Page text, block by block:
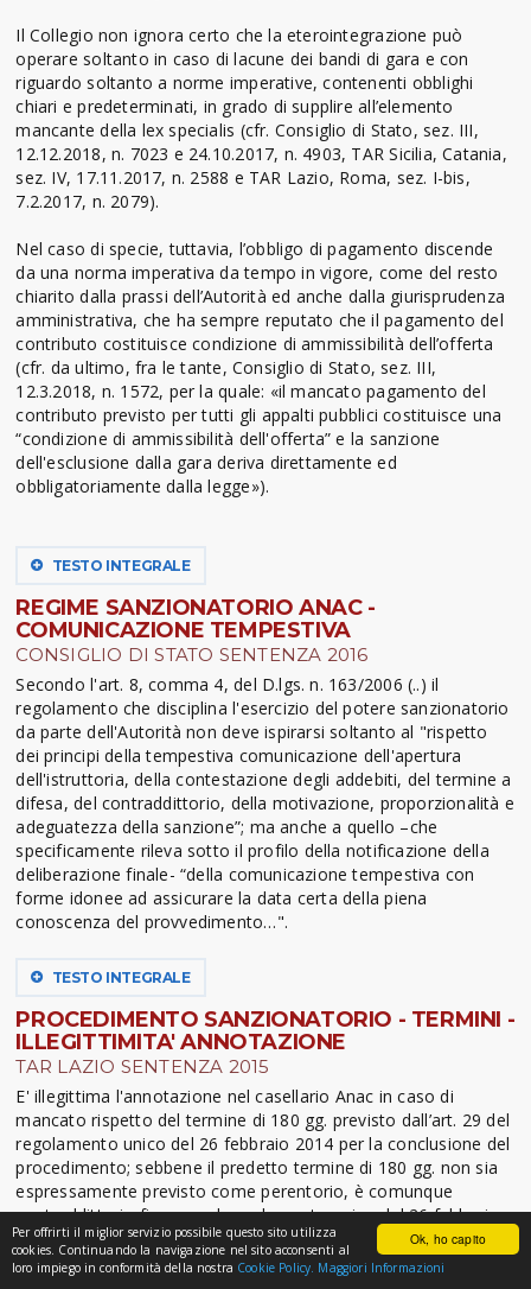
Ok, ho capito
Per offrirti il miglior servizio possibile questo sito utilizza
cookies. Continuando la navigazione nel sito acconsenti al
loro impiego in conformità della nostra Cookie Policy. Maggiori Informazioni
Il Collegio non ignora certo che la eterointegrazione può
operare soltanto in caso di lacune dei bandi di gara e con
riguardo soltanto a norme imperative, contenenti obblighi
chiari e predeterminati, in grado di supplire all’elemento
mancante della lex specialis (cfr. Consiglio di Stato, sez. III,
12.12.2018, n. 7023 e 24.10.2017, n. 4903, TAR Sicilia, Catania,
sez. IV, 17.11.2017, n. 2588 e TAR Lazio, Roma, sez. I-bis,
7.2.2017, n. 2079).
Nel caso di specie, tuttavia, l’obbligo di pagamento discende
da una norma imperativa da tempo in vigore, come del resto
chiarito dalla prassi dell’Autorità ed anche dalla giurisprudenza
amministrativa, che ha sempre reputato che il pagamento del
contributo costituisce condizione di ammissibilità dell’offerta
(cfr. da ultimo, fra le tante, Consiglio di Stato, sez. III,
12.3.2018, n. 1572, per la quale: «il mancato pagamento del
contributo previsto per tutti gli appalti pubblici costituisce una
“condizione di ammissibilità dell'offerta” e la sanzione
dell'esclusione dalla gara deriva direttamente ed
obbligatoriamente dalla legge»).
TESTO INTEGRALE
REGIME SANZIONATORIO ANAC -
COMUNICAZIONE TEMPESTIVA
CONSIGLIO DI STATO SENTENZA 2016
Secondo l'art. 8, comma 4, del D.lgs. n. 163/2006 (..) il
regolamento che disciplina l'esercizio del potere sanzionatorio
da parte dell'Autorità non deve ispirarsi soltanto al "rispetto
dei principi della tempestiva comunicazione dell'apertura
dell'istruttoria, della contestazione degli addebiti, del termine a
difesa, del contraddittorio, della motivazione, proporzionalità e
adeguatezza della sanzione”; ma anche a quello –che
specificamente rileva sotto il profilo della notificazione della
deliberazione finale- “della comunicazione tempestiva con
forme idonee ad assicurare la data certa della piena
conoscenza del provvedimento…".
TESTO INTEGRALE
PROCEDIMENTO SANZIONATORIO - TERMINI -
ILLEGITTIMITA' ANNOTAZIONE
TAR LAZIO SENTENZA 2015
E' illegittima l'annotazione nel casellario Anac in caso di
mancato rispetto del termine di 180 gg. previsto dall’art. 29 del
regolamento unico del 26 febbraio 2014 per la conclusione del
procedimento; sebbene il predetto termine di 180 gg. non sia
espressamente previsto come perentorio, è comunque
contraddittorio fissare nel regolamento unico del 26 febbraio
2014 un termine di conclusione del procedimento
sanzionatorio e, poi, non rispettare un auto vincolo posto